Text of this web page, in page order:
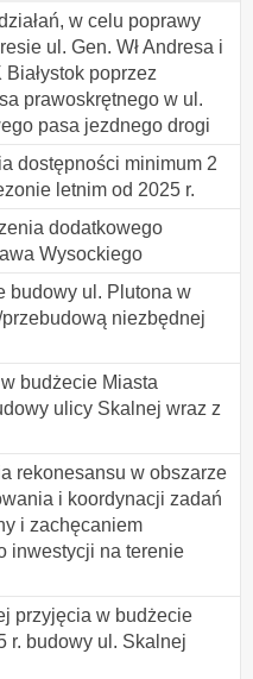
w celu poprawy
ul. Gen. Wł Andresa i
poprzez
prawoskrętnego w ul.
pasa jezdnego drogi
dostępności minimum 2
letnim od 2025 r.
dodatkowego
Wysockiego
budowy ul. Plutona w
niezbędnej
budżecie Miasta
ulicy Skalnej wraz z
rekonesansu w obszarze
i koordynacji zadań
i zachęcaniem
inwestycji na terenie
przyjęcia w budżecie
r. budowy ul. Skalnej